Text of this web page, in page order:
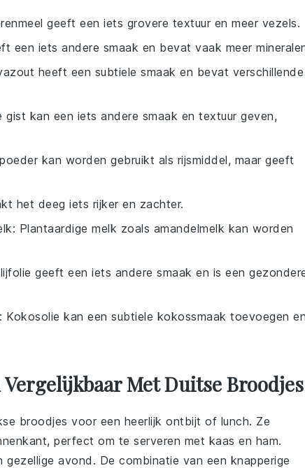
geeft een iets grovere textuur en meer vezels.
een iets andere smaak en bevat vaak meer
heeft een subtiele smaak en bevat verschillende
gist kan een iets andere smaak en textuur geven,
kan worden gebruikt als rijsmiddel, maar geeft
het deeg iets rijker en zachter.
: Plantaardige melk zoals amandelmelk kan worden
geeft een iets andere smaak en is een
: Kokosolie kan een subtiele kokossmaak toevoegen
Met Duitse Broodjes
broodjes voor een heerlijk ontbijt of lunch. Ze
perfect om te serveren met kaas en ham.
avond. De combinatie van een knapperige